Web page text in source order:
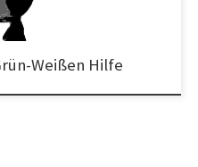
Weißen Hilfe